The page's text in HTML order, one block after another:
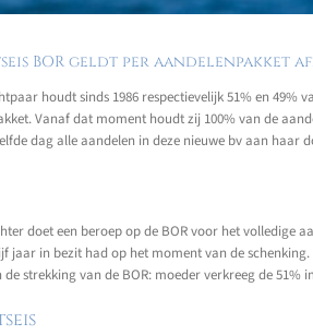
BOR geldt per aandelenpakket
houdt sinds 1986 respectievelijk 51% en
Vanaf dat moment houdt zij 100% van de
dag alle aandelen in deze nieuwe bv aan haar
doet een beroep op de BOR voor het volledige
jaar in bezit had op het moment van de
de strekking van de BOR: moeder verkreeg de